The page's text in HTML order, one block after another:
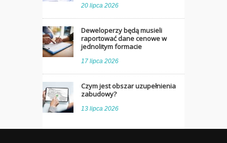
20 lipca 2026
Deweloperzy będą musieli
raportować dane cenowe w
jednolitym formacie
17 lipca 2026
Czym jest obszar uzupełnienia
zabudowy?
13 lipca 2026